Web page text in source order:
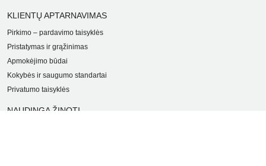
KLIENTŲ APTARNAVIMAS
Pirkimo – pardavimo taisyklės
Pristatymas ir grąžinimas
Apmokėjimo būdai
Kokybės ir saugumo standartai
Privatumo taisyklės
NAUDINGA ŽINOTI